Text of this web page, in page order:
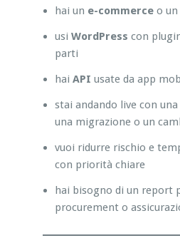
hai un e-commerceo un
usi WordPress con
parti
hai API usate da app
stai andando live con
una migrazione o un
vuoi ridurre rischio e
con priorità chiare
hai bisogno di un report
procurement o